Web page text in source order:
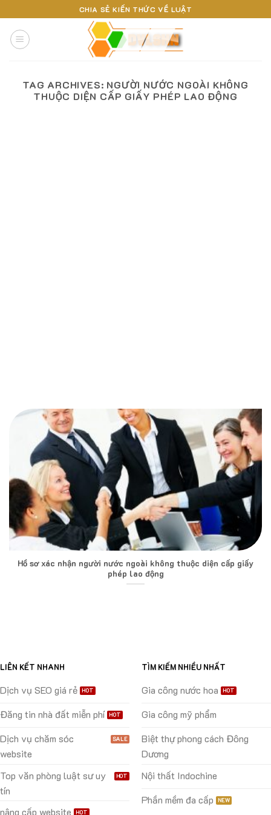
to
content
CHIA SẺ KIẾN THỨC VỀ LUẬT
TAG ARCHIVES: NGƯỜI NƯỚC NGOÀI KHÔNG
THUỘC DIỆN CẤP GIẤY PHÉP LAO ĐỘNG
Hồ sơ xác nhận người nước ngoài không thuộc diện cấp giấy
phép lao động
LIÊN KẾT NHANH
Dịch vụ SEO giá rẻ
Đăng tin nhà đất miễn phí
Dịch vụ chăm sóc
website
Top văn phòng luật sư uy
tín
nâng cấp website
TÌM KIẾM NHIỀU NHẤT
Gia công nước hoa
Gia công mỹ phẩm
Biệt thự phong cách Đông
Dương
Nội thất Indochine
Phần mềm đa cấp